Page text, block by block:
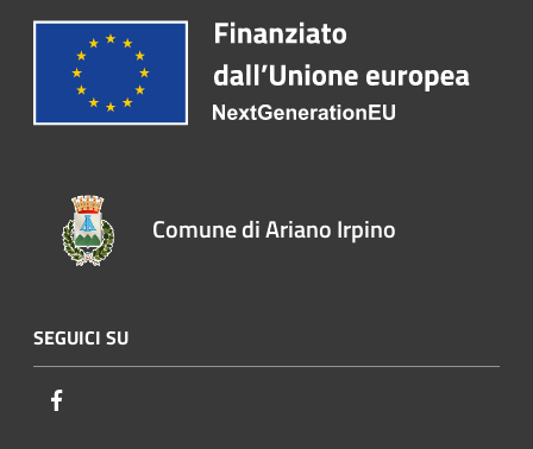
Comune di Ariano Irpino
SEGUICI SU